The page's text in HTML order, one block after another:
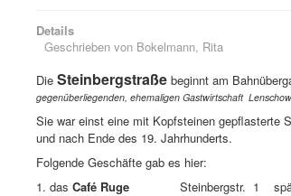
Details
Geschrieben von Bokelmann, Rita
Die Steinbergstraße beginnt am
gegenüberliegenden, ehemaligen Gastwirtschaft
Sie war einst eine mit Kopfsteinen gepflasterte
und nach Ende des 19. Jahrhunderts.
Folgende Geschäfte gab es hier:
1. das Café Ruge Steinbergstr. 1